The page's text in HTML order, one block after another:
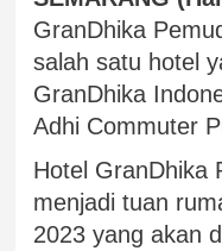
GranDhika
salah satu hotel
GranDhika
Adhi Commuter
Hotel GranDhika
menjadi tuan
2023 yang akan